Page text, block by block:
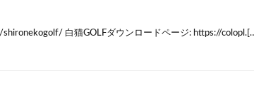
白猫GOLFダウンロードページ: https://